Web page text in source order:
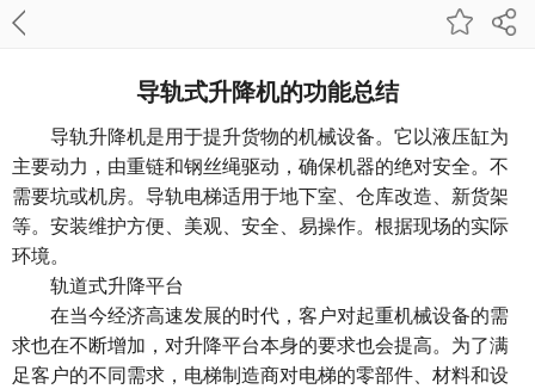
导轨式升降机的功能总结
导轨升降机是用于提升货物的机械设备。它以液压缸为
主要动力，由重链和钢丝绳驱动，确保机器的绝对安全。不
需要坑或机房。导轨电梯适用于地下室、仓库改造、新货架
等。安装维护方便、美观、安全、易操作。根据现场的实际
环境。
轨道式升降平台
在当今经济高速发展的时代，客户对起重机械设备的需
求也在不断增加，对升降平台本身的要求也会提高。为了满
足客户的不同需求，电梯制造商对电梯的零部件、材料和设